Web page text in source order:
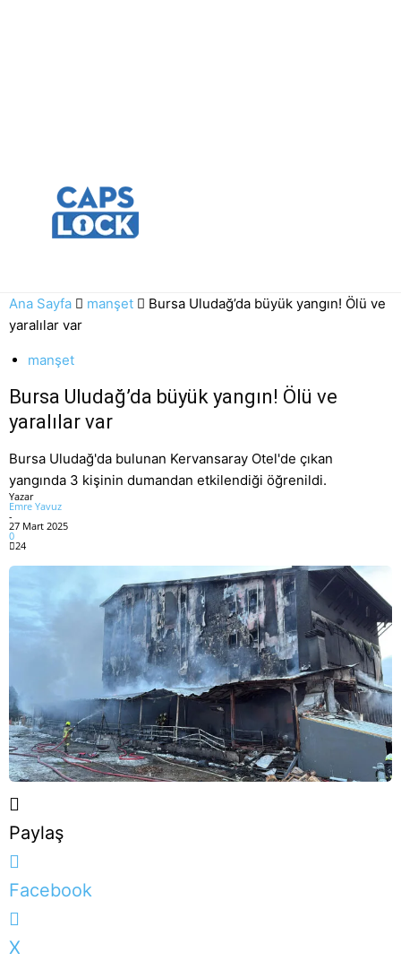
Ana Sayfa manşet
Bursa Uludağ’da büyük yangın! Ölü ve
yaralılar var
manşet
Bursa Uludağ’da büyük yangın! Ölü ve
yaralılar var
Bursa Uludağ'da bulunan Kervansaray Otel'de çıkan
yangında 3 kişinin dumandan etkilendiği öğrenildi.
Yazar
Emre Yavuz
-
27 Mart 2025
0
24
Paylaş
Facebook
X